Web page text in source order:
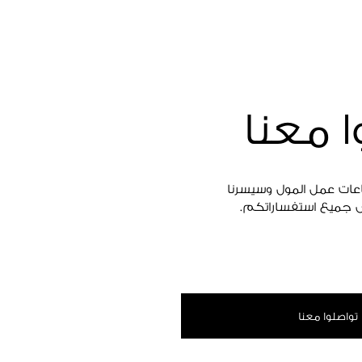
معنا
عمل المول وسيسرنا
جميع استفساراتكم.
تواصلوا معنا